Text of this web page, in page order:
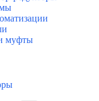
муфты